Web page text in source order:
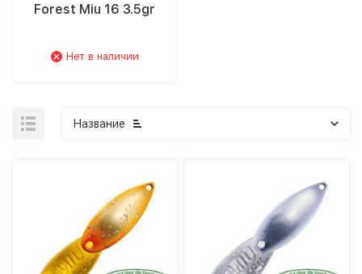
Forest Miu 16 3.5gr
Нет в наличии
Название